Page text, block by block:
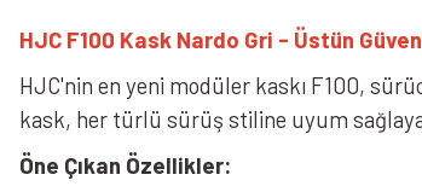
HJC F100 Kask Nardo Gri - Üstün
HJC'nin en yeni modüler kaskı F100,
kask, her türlü sürüş stiline uyum
Öne Çıkan Özellikler: